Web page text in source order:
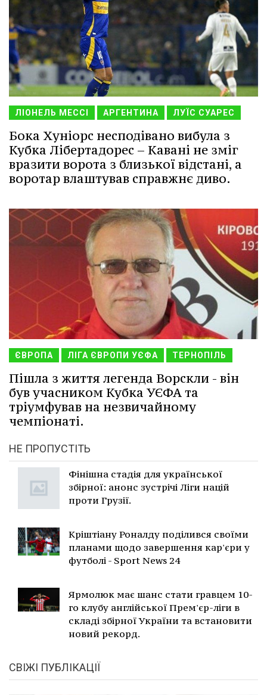
ЛІОНЕЛЬ МЕССІ АРГЕНТИНА ЛУЇС СУАРЕС
Бока Хуніорс несподівано вибула з
Кубка Лібертадорес – Кавані не зміг
вразити ворота з близької відстані, а
воротар влаштував справжнє диво.
ЄВРОПА ЛІГА ЄВРОПИ УЄФА ТЕРНОПІЛЬ
Пішла з життя легенда Ворскли - він
був учасником Кубка УЄФА та
тріумфував на незвичайному
чемпіонаті.
НЕ ПРОПУСТІТЬ
Фінішна стадія для української
збірної: анонс зустрічі Ліги націй
проти Грузії.
Кріштіану Роналду поділився своїми
планами щодо завершення кар'єри у
футболі - Sport News 24
Ярмолюк має шанс стати гравцем 10-
го клубу англійської Прем'єр-ліги в
складі збірної України та встановити
новий рекорд.
СВІЖІ ПУБЛІКАЦІЇ